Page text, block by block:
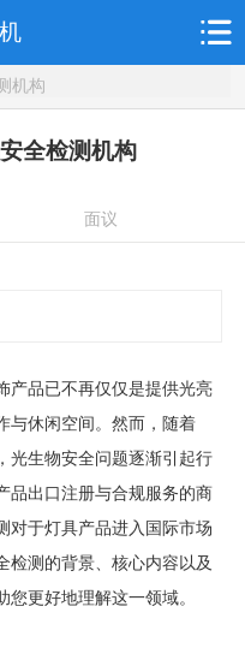
机构
全检测机构
面议
产品已不再仅仅是提供光亮
与休闲空间。然而，随着
光生物安全问题逐渐引起行
品出口注册与合规服务的商
对于灯具产品进入国际市场
检测的背景、核心内容以及
更好地理解这一领域。